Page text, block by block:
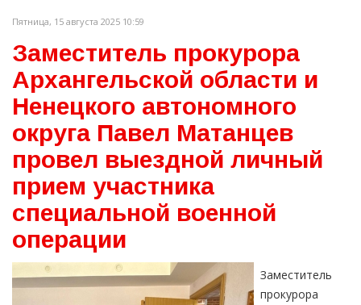
Пятница, 15 августа 2025 10:59
Заместитель прокурора
Архангельской области и
Ненецкого автономного
округа Павел Матанцев
провел выездной личный
прием участника
специальной военной
операции
Заместитель
прокурора